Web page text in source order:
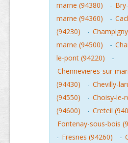
marne (94380)
-
marne (94360)
-
(94230)
-
marne (94500)
-
le-pont (94220)
-
Chennevieres-sur-
(94430)
- Chevilly-
(94550)
- Choisy-le-
(94600)
- Creteil
Fontenay-sous-bois
- Fresnes (94260) -